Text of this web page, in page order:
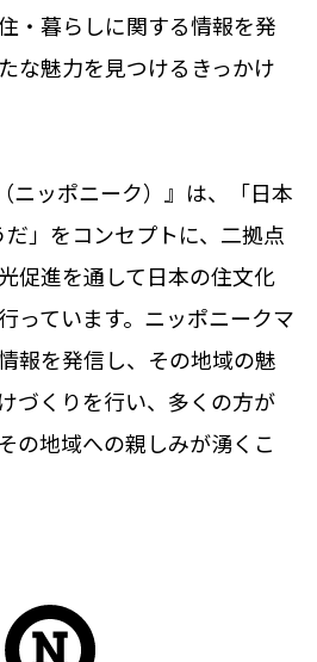
・暮らしに関する情報を発
な魅力を見つけるきっかけ
ニッポニーク）』は、「日本
」をコンセプトに、二拠点
促進を通して日本の住文化
っています。ニッポニークマ
報を発信し、その地域の魅
づくりを行い、多くの方が
の地域への親しみが湧くこ